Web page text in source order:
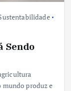
Sendo
mundo produz e